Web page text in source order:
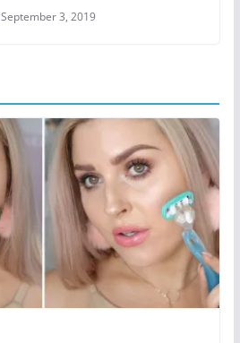
September 3, 2019